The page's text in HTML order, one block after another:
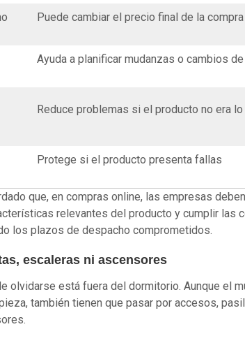
Puede cambiar el precio final de la compra
Ayuda a planificar mudanzas o cambios
Reduce problemas si el producto no era
Protege si el producto presenta fallas
que, en compras online, las empresas
relevantes del producto y cumplir las
los plazos de despacho comprometidos.
escaleras ni ascensores
olvidarse está fuera del dormitorio. Aunque el
también tienen que pasar por accesos,